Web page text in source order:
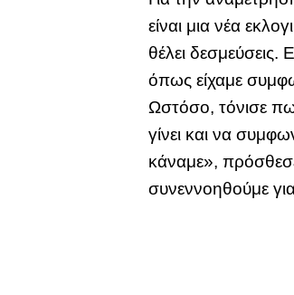
είναι μια νέα
θέλει δεσμεύσεις.
όπως είχαμε
Ωστόσο, τόνισε
γίνει και να
κάναμε»,
συνεννοηθούμε